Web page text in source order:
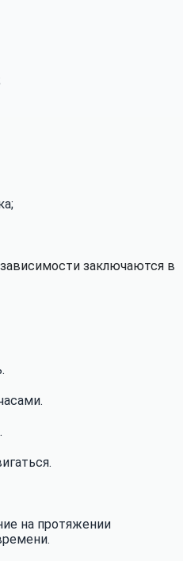
заключаются в
на протяжении